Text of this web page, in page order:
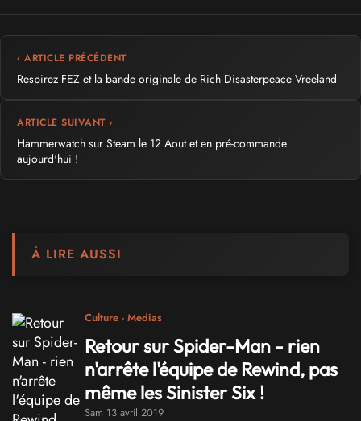
‹ ARTICLE PRÉCÉDENT
Respirez FEZ et la bande originale de Rich Disasterpeace Vreeland
ARTICLE SUIVANT ›
Hammerwatch sur Steam le 12 Aout et en pré-commande
aujourd'hui !
À LIRE AUSSI
Culture - Medias
Retour sur Spider-Man - rien
n'arrête l'équipe de Rewind, pas
même les Sinister Six !
Sam 13 avril 2019